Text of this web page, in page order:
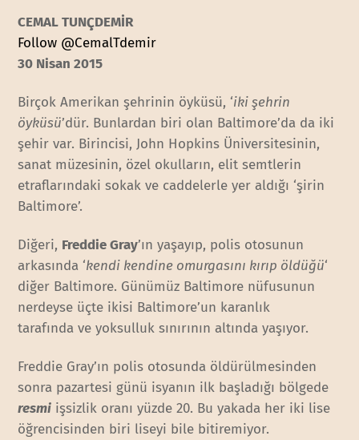
CEMAL TUNÇDEMİR
Follow @CemalTdemir
30 Nisan 2015
Birçok Amerikan şehrinin öyküsü, ‘iki şehrin
öyküsü’dür. Bunlardan biri olan Baltimore’da da iki
şehir var. Birincisi, John Hopkins Üniversitesinin,
sanat müzesinin, özel okulların, elit semtlerin
etraflarındaki sokak ve caddelerle yer aldığı ‘şirin
Baltimore’.
Diğeri, Freddie Gray’ın yaşayıp, polis otosunun
arkasında ‘kendi kendine omurgasını kırıp öldüğü‘
diğer Baltimore. Günümüz Baltimore nüfusunun
nerdeyse üçte ikisi Baltimore’un karanlık
tarafında ve yoksulluk sınırının altında yaşıyor.
Freddie Gray’ın polis otosunda öldürülmesinden
sonra pazartesi günü isyanın ilk başladığı bölgede
resmi işsizlik oranı yüzde 20. Bu yakada her iki lise
öğrencisinden biri liseyi bile bitiremiyor.